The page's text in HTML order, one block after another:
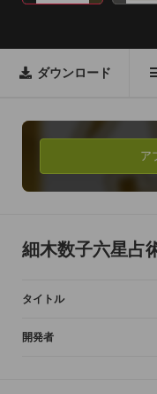
ダウンロード
ア
細木数子六星占
タイトル
開発者